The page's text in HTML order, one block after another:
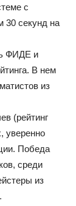
с
30 секунд на
ФИДЕ и
В нем
из
(рейтинг
уверенно
Победа
среди
из